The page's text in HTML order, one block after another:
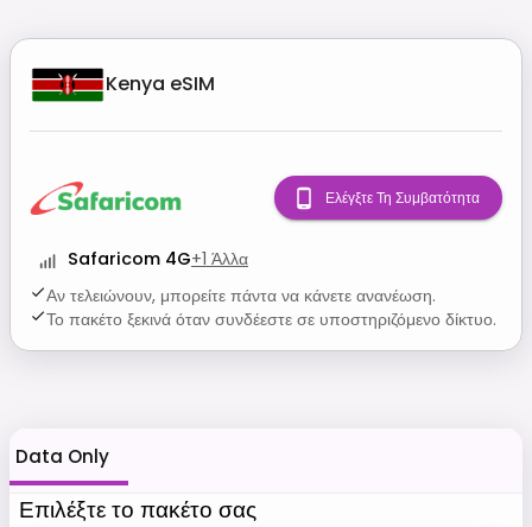
Kenya eSIM
Safaricom 4G+1 Άλλα
Αν τελειώνουν, μπορείτε πάντα να κάνετε ανανέωση.
Το πακέτο ξεκινά όταν συνδέεστε σε υποστηριζόμενο δίκτυο.
Ελέγξτε Τη Συμβατότητα
Data Only
Επιλέξτε το πακέτο σας